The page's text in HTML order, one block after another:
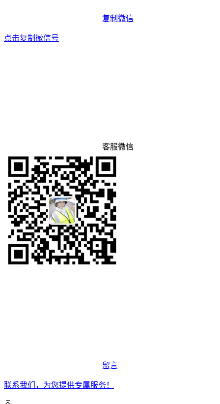
复制微信
点击复制微信号
客服微信
留言
联系我们，为您提供专属服务！